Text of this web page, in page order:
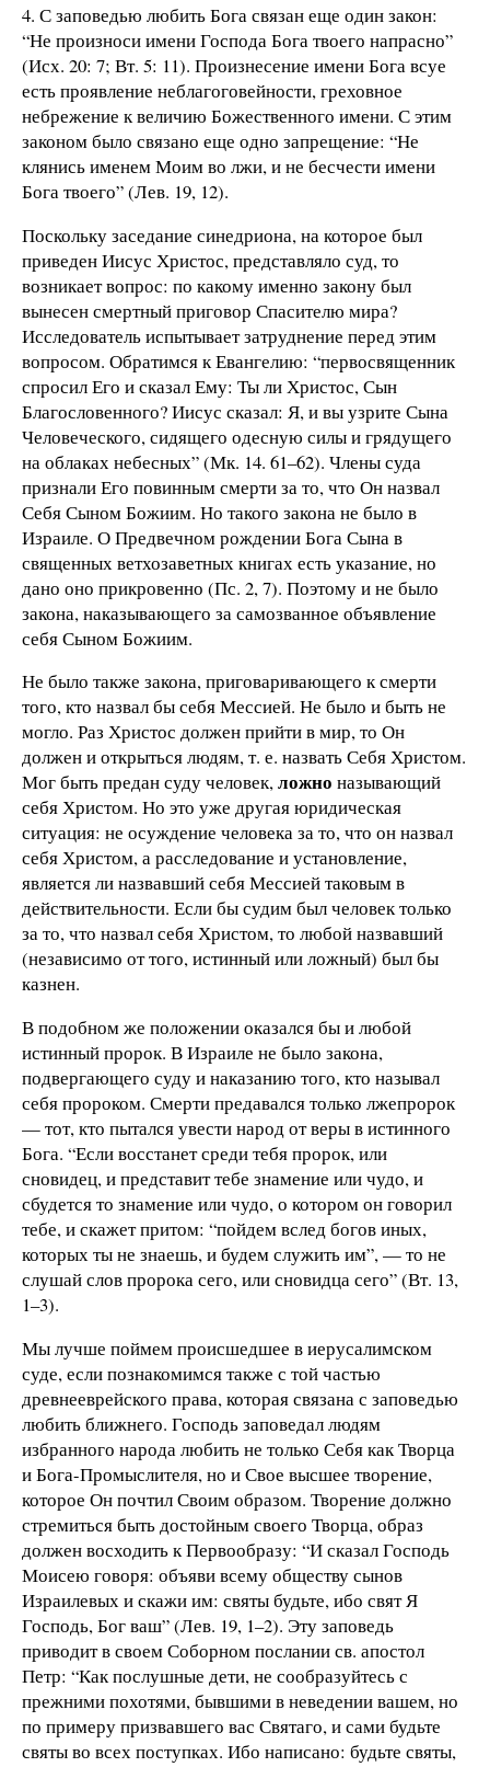
4. С заповедью любить Бога связан еще один закон:
“Не произноси имени Господа Бога твоего напрасно”
(Исх. 20: 7; Вт. 5: 11). Произнесение имени Бога всуе
есть проявление неблагоговейности, греховное
небрежение к величию Божественного имени. С этим
законом было связано еще одно запрещение: “Не
клянись именем Моим во лжи, и не бесчести имени
Бога твоего” (Лев. 19, 12).
Поскольку заседание синедриона, на которое был
приведен Иисус Христос, представляло суд, то
возникает вопрос: по какому именно закону был
вынесен смертный приговор Спасителю мира?
Исследователь испытывает затруднение перед этим
вопросом. Обратимся к Евангелию: “первосвященник
спросил Его и сказал Ему: Ты ли Христос, Сын
Благословенного? Иисус сказал: Я, и вы узрите Сына
Человеческого, сидящего одесную силы и грядущего
на облаках небесных” (Мк. 14. 61–62). Члены суда
признали Его повинным смерти за то, что Он назвал
Себя Сыном Божиим. Но такого закона не было в
Израиле. О Предвечном рождении Бога Сына в
священных ветхозаветных книгах есть указание, но
дано оно прикровенно (Пс. 2, 7). Поэтому и не было
закона, наказывающего за самозванное объявление
себя Сыном Божиим.
Не было также закона, приговаривающего к смерти
того, кто назвал бы себя Мессией. Не было и быть не
могло. Раз Христос должен прийти в мир, то Он
должен и открыться людям, т. е. назвать Себя Христом.
Мог быть предан суду человек,ложно называющий
себя Христом. Но это уже другая юридическая
ситуация: не осуждение человека за то, что он назвал
себя Христом, а расследование и установление,
является ли назвавший себя Мессией таковым в
действительности. Если бы судим был человек только
за то, что назвал себя Христом, то любой назвавший
(независимо от того, истинный или ложный) был бы
казнен.
В подобном же положении оказался бы и любой
истинный пророк. В Израиле не было закона,
подвергающего суду и наказанию того, кто называл
себя пророком. Смерти предавался только лжепророк
— тот, кто пытался увести народ от веры в истинного
Бога. “Если восстанет среди тебя пророк, или
сновидец, и представит тебе знамение или чудо, и
сбудется то знамение или чудо, о котором он говорил
тебе, и скажет притом: “пойдем вслед богов иных,
которых ты не знаешь, и будем служить им”, — то не
слушай слов пророка сего, или сновидца сего” (Вт. 13,
1–3).
Мы лучше поймем происшедшее в иерусалимском
суде, если познакомимся также с той частью
древнееврейского права, которая связана с заповедью
любить ближнего. Господь заповедал людям
избранного народа любить не только Себя как Творца
и Бога-Промыслителя, но и Свое высшее творение,
которое Он почтил Своим образом. Творение должно
стремиться быть достойным своего Творца, образ
должен восходить к Первообразу: “И сказал Господь
Моисею говоря: объяви всему обществу сынов
Израилевых и скажи им: святы будьте, ибо свят Я
Господь, Бог ваш” (Лев. 19, 1–2). Эту заповедь
приводит в своем Соборном послании св. апостол
Петр: “Как послушные дети, не сообразуйтесь с
прежними похотями, бывшими в неведении вашем, но
по примеру призвавшего вас Святаго, и сами будьте
святы во всех поступках. Ибо написано: будьте святы,